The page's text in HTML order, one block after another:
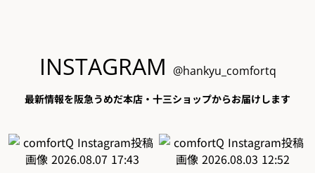
INSTAGRAM @hankyu_comfortq
最新情報を阪急うめだ本店・十三ショップからお届けします